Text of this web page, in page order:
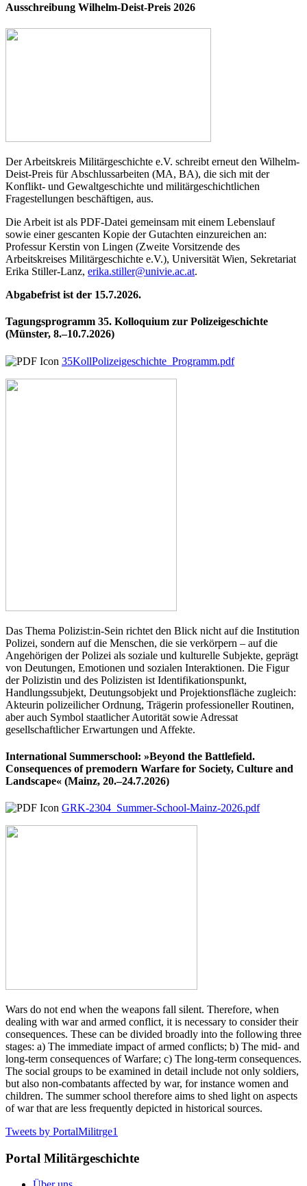
Ausschreibung Wilhelm-Deist-Preis 2026
Der Arbeitskreis Militärgeschichte e.V. schreibt erneut den Wilhelm-
Deist-Preis für Abschlussarbeiten (MA, BA), die sich mit der
Konflikt- und Gewaltgeschichte und militärgeschichtlichen
Fragestellungen beschäftigen, aus.
Die Arbeit ist als PDF-Datei gemeinsam mit einem Lebenslauf
sowie einer gescanten Kopie der Gutachten einzureichen an:
Professur Kerstin von Lingen (Zweite Vorsitzende des
Arbeitskreises Militärgeschichte e.V.), Universität Wien, Sekretariat
Erika Stiller-Lanz, erika.stiller@univie.ac.at.
Abgabefrist ist der 15.7.2026.
Tagungsprogramm 35. Kolloquium zur Polizeigeschichte
(Münster, 8.–10.7.2026)
35KollPolizeigeschichte_Programm.pdf
Das Thema Polizist:in-Sein richtet den Blick nicht auf die Institution
Polizei, sondern auf die Menschen, die sie verkörpern – auf die
Angehörigen der Polizei als soziale und kulturelle Subjekte, geprägt
von Deutungen, Emotionen und sozialen Interaktionen. Die Figur
der Polizistin und des Polizisten ist Identifikationspunkt,
Handlungssubjekt, Deutungsobjekt und Projektionsfläche zugleich:
Akteurin polizeilicher Ordnung, Trägerin professioneller Routinen,
aber auch Symbol staatlicher Autorität sowie Adressat
gesellschaftlicher Erwartungen und Affekte.
International Summerschool: »Beyond the Battlefield.
Consequences of premodern Warfare for Society, Culture and
Landscape« (Mainz, 20.–24.7.2026)
GRK-2304_Summer-School-Mainz-2026.pdf
Wars do not end when the weapons fall silent. Therefore, when
dealing with war and armed conflict, it is necessary to consider their
consequences. These can be divided broadly into the following three
stages: a) The immediate impact of armed conflicts; b) The mid- and
long-term consequences of Warfare; c) The long-term consequences.
The social groups to be examined in detail include not only soldiers,
but also non-combatants affected by war, for instance women and
children. The summer school therefore aims to shed light on aspects
of war that are less frequently depicted in historical sources.
Tweets by PortalMilitrge1
Portal Militärgeschichte